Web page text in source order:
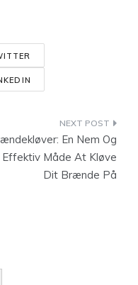
En Nem Og
Effektiv Måde At Kløve
Dit Brænde På